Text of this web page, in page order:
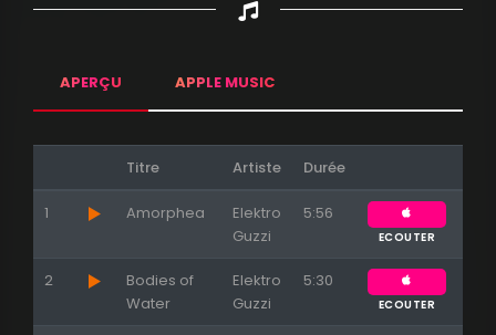
Appuyez sur ENTREE pour valider...
APERÇU APPLE MUSIC
Titre Artiste Durée
1 Amorphea
Elektro
Guzzi
5:56
ECOUTER
2
Bodies of
Water
Elektro
Guzzi
5:30
ECOUTER